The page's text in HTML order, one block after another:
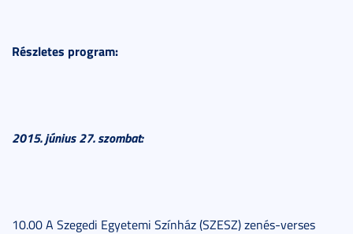
Részletes program:
2015. június 27. szombat:
10.00 A Szegedi Egyetemi Színház (SZESZ) zenés-verses